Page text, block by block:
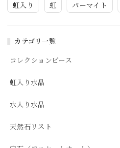
虹入り 虹 パーマイト
カテゴリ一覧
コレクションピース
虹入り水晶
水入り水晶
天然石リスト